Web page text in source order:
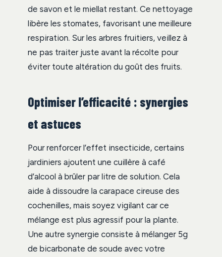
de savon et le miellat restant. Ce nettoyage
libère les stomates, favorisant une meilleure
respiration. Sur les arbres fruitiers, veillez à
ne pas traiter juste avant la récolte pour
éviter toute altération du goût des fruits.
Optimiser l’efficacité : synergies
et astuces
Pour renforcer l’effet insecticide, certains
jardiniers ajoutent une cuillère à café
d’alcool à brûler par litre de solution. Cela
aide à dissoudre la carapace cireuse des
cochenilles, mais soyez vigilant car ce
mélange est plus agressif pour la plante.
Une autre synergie consiste à mélanger 5g
de bicarbonate de soude avec votre